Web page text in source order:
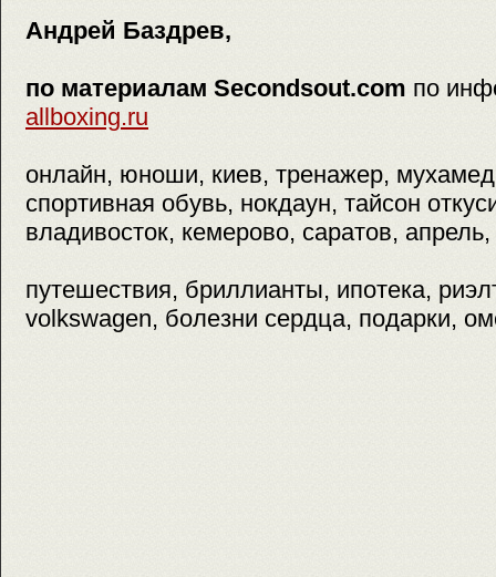
Андрей Баздрев,
по материалам Secondsout.com по
allboxing.ru
онлайн, юноши, киев, тренажер,
спортивная обувь, нокдаун, тайсон
владивосток, кемерово, саратов,
путешествия, бриллианты, ипотека,
volkswagen, болезни сердца, подарки,